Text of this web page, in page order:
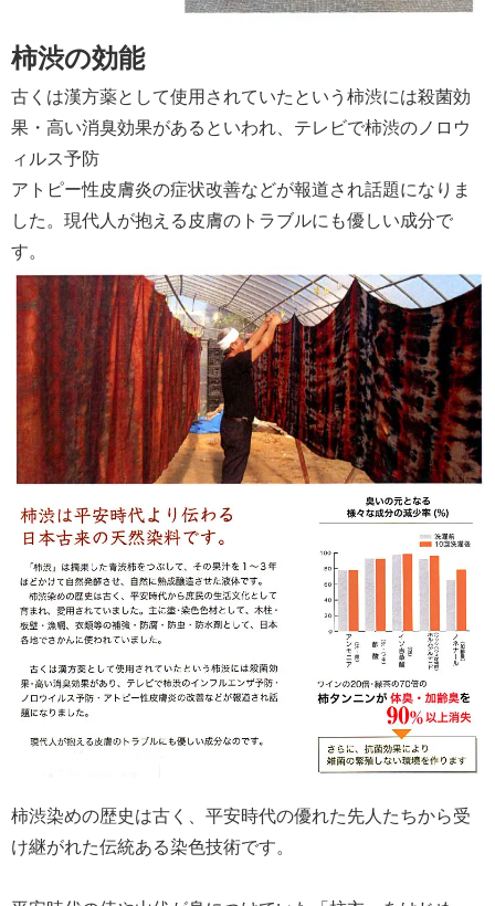
柿渋の効能
古くは漢方薬として使用されていたという柿渋には殺菌効
果・高い消臭効果があるといわれ、テレビで柿渋のノロウ
ィルス予防
アトピー性皮膚炎の症状改善などが報道され話題になりま
した。現代人が抱える皮膚のトラブルにも優しい成分で
す。
柿渋染めの歴史は古く、平安時代の優れた先人たちから受
け継がれた伝統ある染色技術です。